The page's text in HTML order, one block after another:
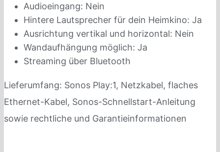
Audioeingang: Nein
Hintere Lautsprecher für dein Heimkino: Ja
Ausrichtung vertikal und horizontal: Nein
Wandaufhängung möglich: Ja
Streaming über Bluetooth
Lieferumfang: Sonos Play:1, Netzkabel, flaches
Ethernet-Kabel, Sonos-Schnellstart-Anleitung
sowie rechtliche und Garantieinformationen